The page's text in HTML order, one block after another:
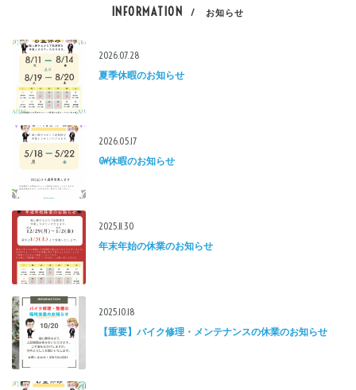
INFORMATION / お知らせ
2026.07.28
夏季休暇のお知らせ
2026.05.17
GW休暇のお知らせ
2025.11.30
年末年始の休業のお知らせ
2025.10.18
【重要】バイク修理・メンテナンスの休業のお知らせ